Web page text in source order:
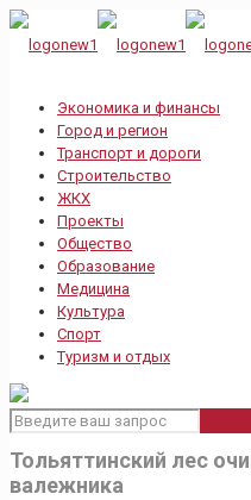
Экономика и финансы
Город и регион
Транспорт и дороги
Строительство
ЖКХ
Проекты
Общество
Образование
Медицина
Культура
Спорт
Туризм и отдых
Тольяттинский лес
валежника